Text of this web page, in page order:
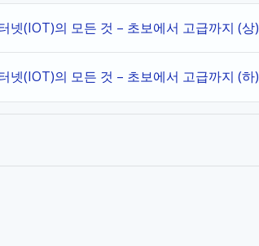
(IOT)의 모든 것 – 초보에서 고급까지 (상)
(IOT)의 모든 것 – 초보에서 고급까지 (하)